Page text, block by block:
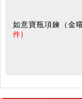
如意寶瓶項鍊（金
件)